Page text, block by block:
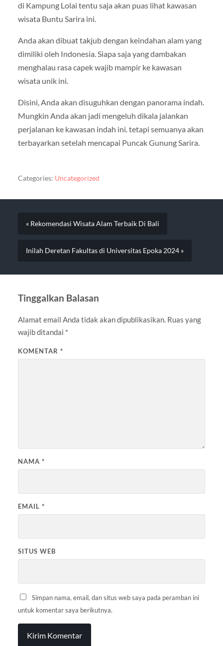
di Kampung Lolai tentu saja akan puas lihat kawasan
wisata Buntu Sarira ini.
Anda akan dibuat takjub dengan keindahan alam yang
dimiliki oleh Indonesia. Siapa saja yang dambakan
menghalau rasa capek wajib mampir ke kawasan
wisata unik ini.
Disini, Anda akan disuguhkan dengan panorama indah.
Mungkin Anda akan jadi mengeluh dikala jalankan
perjalanan ke kawasan indah ini. tetapi semuanya akan
terbayarkan setelah mencapai Puncak Gunung Sarira.
Categories: Uncategorized
« Rekomendasi Wisata Alam Terbaik Di Bali
Inilah Deretan Fakultas di Universitas Epoka 2024 »
Tinggalkan Balasan
Alamat email Anda tidak akan dipublikasikan. Ruas yang
wajib ditandai *
KOMENTAR *
NAMA *
EMAIL *
SITUS WEB
Simpan nama, email, dan situs web saya pada peramban ini
untuk komentar saya berikutnya.